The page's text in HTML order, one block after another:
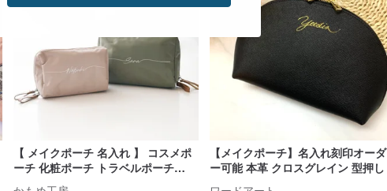
【 メイクポーチ 名入れ 】 コスメポ
ーチ 化粧ポーチ トラベルポーチ
HT01U
【メイクポーチ】名入れ刻印オーダ
ー可能 本革 クロスグレイン 型押し